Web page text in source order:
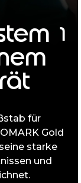
1
für
Gold
starke
und